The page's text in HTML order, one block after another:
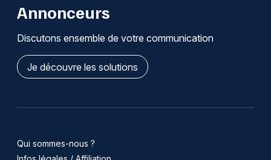
Annonceurs
Discutons ensemble de votre communication
Je découvre les solutions
Qui sommes-nous ?